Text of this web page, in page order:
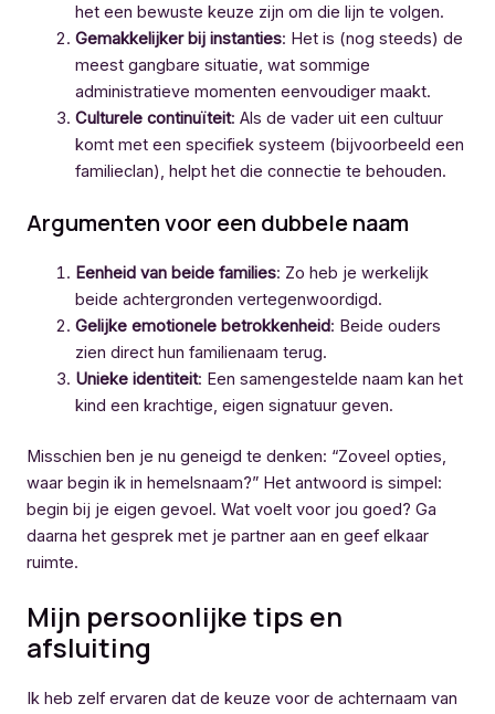
het een bewuste keuze zijn om die lijn te volgen.
Gemakkelijker bij instanties: Het is (nog steeds) de
meest gangbare situatie, wat sommige
administratieve momenten eenvoudiger maakt.
Culturele continuïteit: Als de vader uit een cultuur
komt met een specifiek systeem (bijvoorbeeld een
familieclan), helpt het die connectie te behouden.
Argumenten voor een dubbele naam
Eenheid van beide families: Zo heb je werkelijk
beide achtergronden vertegenwoordigd.
Gelijke emotionele betrokkenheid: Beide ouders
zien direct hun familienaam terug.
Unieke identiteit: Een samengestelde naam kan het
kind een krachtige, eigen signatuur geven.
Misschien ben je nu geneigd te denken: “Zoveel opties,
waar begin ik in hemelsnaam?” Het antwoord is simpel:
begin bij je eigen gevoel. Wat voelt voor jou goed? Ga
daarna het gesprek met je partner aan en geef elkaar
ruimte.
Mijn persoonlijke tips en
afsluiting
Ik heb zelf ervaren dat de keuze voor de achternaam van